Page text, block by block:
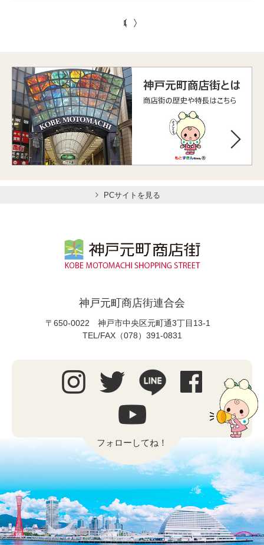
1
PCサイトを見る
神戸元町商店街連合会
〒650-0022 神戸市中央区元町通3丁目13-1
TEL/FAX（078）391-0831
フォローしてね！